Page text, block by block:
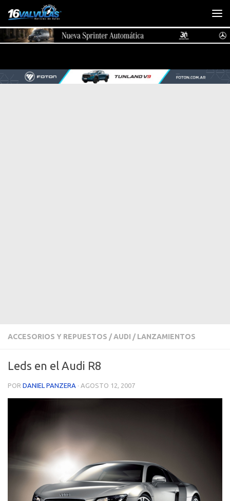
Saltar al contenido
ACCESORIOS Y REPUESTOS /AUDI / LANZAMIENTOS
Leds en el Audi R8
POR DANIEL PANZERA · AGOSTO 12, 2007